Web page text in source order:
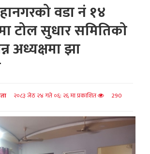
वडा नं १४
टोल सुधार समितिको
अध्यक्षमा झा
२०८३ जेठ २४ गते ०६: २६ मा प्रकाशित
290